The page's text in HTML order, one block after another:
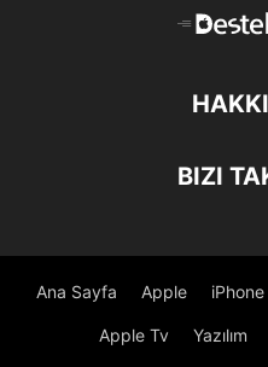
BIZI
Ana Sayfa Apple iPhone
Apple Tv Yazılım